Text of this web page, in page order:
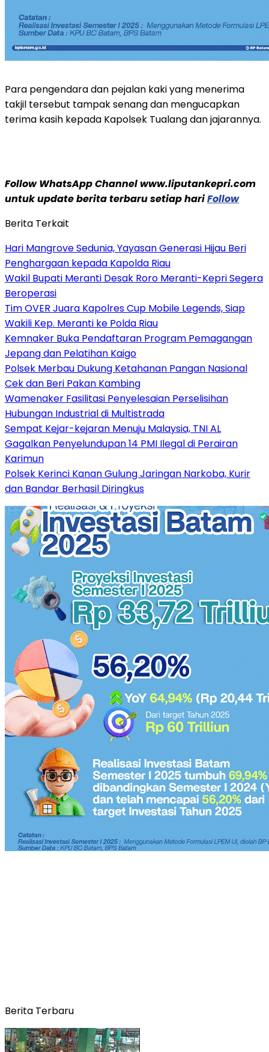
Para pengendara dan pejalan kaki yang menerima
takjil tersebut tampak senang dan mengucapkan
terima kasih kepada Kapolsek Tualang dan jajarannya.
Follow WhatsApp Channel www.liputankepri.com
untuk update berita terbaru setiap hariFollow
Berita Terkait
Hari Mangrove Sedunia, Yayasan Generasi Hijau Beri
Penghargaan kepada Kapolda Riau
Wakil Bupati Meranti Desak Roro Meranti-Kepri Segera
Beroperasi
Tim OVER Juara Kapolres Cup Mobile Legends, Siap
Wakili Kep. Meranti ke Polda Riau
Kemnaker Buka Pendaftaran Program Pemagangan
Jepang dan Pelatihan Kaigo
Polsek Merbau Dukung Ketahanan Pangan Nasional
Cek dan Beri Pakan Kambing
Wamenaker Fasilitasi Penyelesaian Perselisihan
Hubungan Industrial di Multistrada
Sempat Kejar-kejaran Menuju Malaysia, TNI AL
Gagalkan Penyelundupan 14 PMI Ilegal di Perairan
Karimun
Polsek Kerinci Kanan Gulung Jaringan Narkoba, Kurir
dan Bandar Berhasil Diringkus
Berita Terbaru